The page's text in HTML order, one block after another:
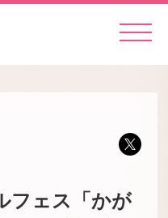
フェス「かが